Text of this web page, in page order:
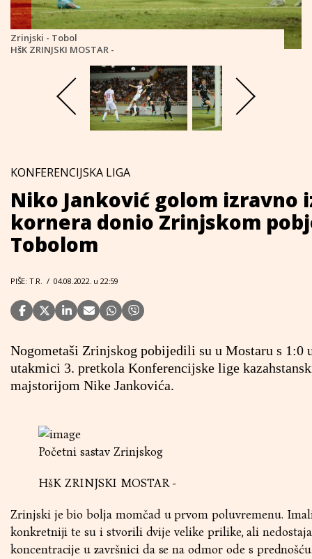
Zrinjski - Tobol
HšK ZRINJSKI MOSTAR -
KONFERENCIJSKA LIGA
Niko Janković golom izravno
kornera donio Zrinjskom
Tobolom
PIŠE: T.R. / 04.08.2022. u 22:59
Nogometaši Zrinjskog pobijedili su u Mostaru s 1:0
utakmici 3. pretkola Konferencijske lige
majstorijom Nike Jankovića.
Početni sastav Zrinjskog
HšK ZRINJSKI MOSTAR -
Zrinjski je bio bolja momčad u prvom poluvremenu.
konkretniji te su i stvorili dvije velike prilike, ali
koncentracije u završnici da se na odmor ode s